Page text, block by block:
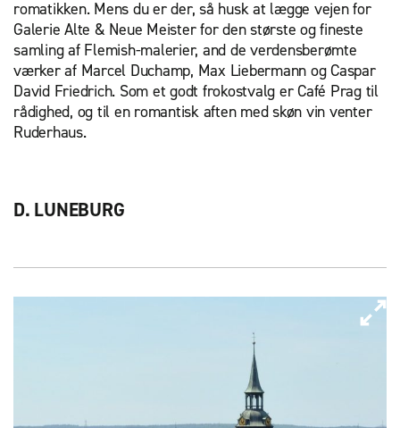
romatikken. Mens du er der, så husk at lægge vejen for
Galerie Alte & Neue Meister for den største og fineste
samling af Flemish-malerier, and de verdensberømte
værker af Marcel Duchamp, Max Liebermann og Caspar
David Friedrich. Som et godt frokostvalg er Café Prag til
rådighed, og til en romantisk aften med skøn vin venter
Ruderhaus.
D. LUNEBURG